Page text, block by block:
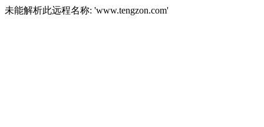
未能解析此远程名称: 'www.tengzon.com'